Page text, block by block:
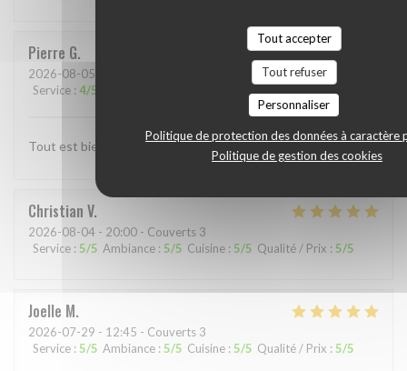
Tout accepter
Tout refuser
Personnaliser
Politique de protection des données à caractère
Politique de gestion des cookies
Pierre G
2026-08-05
Service : 4/5 Qualité / Prix:
Tout est bien seul bémol la carte du menu avec le Qr code
Christian V
2026-08-04 - 20:00 - Couverts 3
Service : 5/5 Ambiance : 5/5 Cuisine : 5/5 Qualité / Prix : 5/5
Joelle M
2026-07-29 - 12:45 - Couverts 3
Service : 5/5 Ambiance : 5/5 Cuisine : 5/5 Qualité / Prix : 5/5